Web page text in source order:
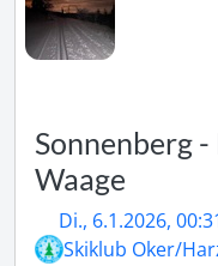
Sonnenberg
Waage
Di., 6.1.2026,
Skiklub Oker/